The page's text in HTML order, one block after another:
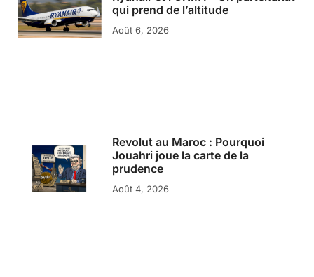
qui prend de l’altitude
Août 6, 2026
Revolut au Maroc : Pourquoi
Jouahri joue la carte de la
prudence
Août 4, 2026